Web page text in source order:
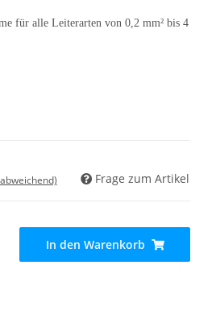
für alle Leiterarten von 0,2 mm² bis 4
Frage zum Artikel
In den Warenkorb